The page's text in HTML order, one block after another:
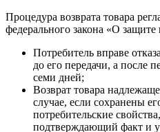
Процедура возврата товара
федерального закона «О защите
Потребитель вправе
до его передачи, а после
семи дней;
Возврат товара
случае, если сохранены
потребительские
подтверждающий факт и